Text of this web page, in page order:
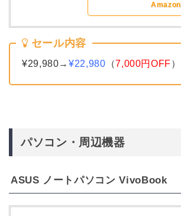
Amazon
セール内容
¥29,980→¥22,980 （7,000円OFF）
パソコン・周辺機器
ASUS ノートパソコン VivoBook